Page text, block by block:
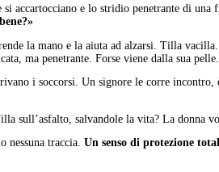
accartocciano e lo stridio penetrante di una
la mano e la aiuta ad alzarsi. Tilla vacilla.
ma penetrante. Forse viene dalla sua pelle.
i soccorsi. Un signore le corre
sull’asfalto, salvandole la vita? La donna
nessuna traccia. Un senso di protezione